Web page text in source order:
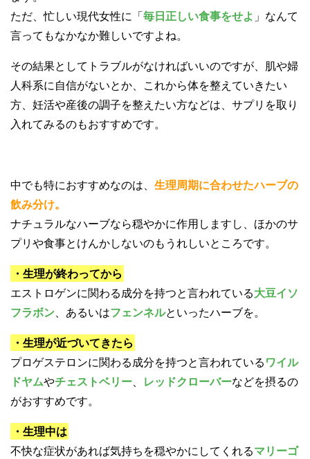
ただ、忙しい現代女性に「毎日正しい食事をせよ 」なんて
言ってもなかなか難しいですよね。
その結果としてトラブルがなければいいのですが、肌や婦
人科系に自信がないとか、これから体を整えていきたい
方、妊活や産後の調子を整えたい方などは、サプリを取り
入れてみるのもおすすめです。
中でも特におすすめなのは、 生理周期に合わせたハーブの
飲み分け。
ナチュラルなハーブなら穏やかに作用しますし、ほかのサ
プリや食事とけんかしないのもうれしいところです。
・生理が終わってから
エストロゲンに関わる成分を持つと言われている大豆イソ
フラボン、あるいはフェンネルといったハーブを。
・生理が近づいてきたら
プロゲステロンに関わる成分を持つと言われている ワイル
ドヤムやチェストベリー、 レッドクローバーなどを摂るの
がおすすめです。
・生理中は
不快な症状があれば気持ちを穏やかにしてくれるマリーゴ